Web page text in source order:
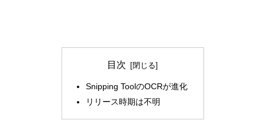
目次
Snipping ToolのOCRが進化
リリース時期は不明